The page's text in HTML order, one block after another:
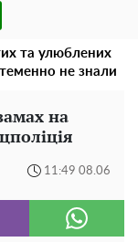
відвисати
та улюблених
не знали
на
11:49 08.06